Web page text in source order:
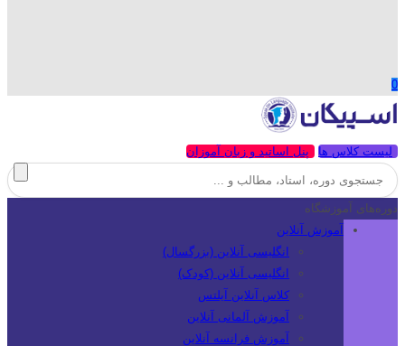
0
لیست کلاس ها پنل اساتید و زبان آموزان
دوره‌های آموزشگاه
آموزش آنلاین
انگلیسی آنلاین (بزرگسال)
انگلیسی آنلاین (کودک)
کلاس آنلاین آیلتس
آموزش آلمانی آنلاین
آموزش فرانسه آنلاین